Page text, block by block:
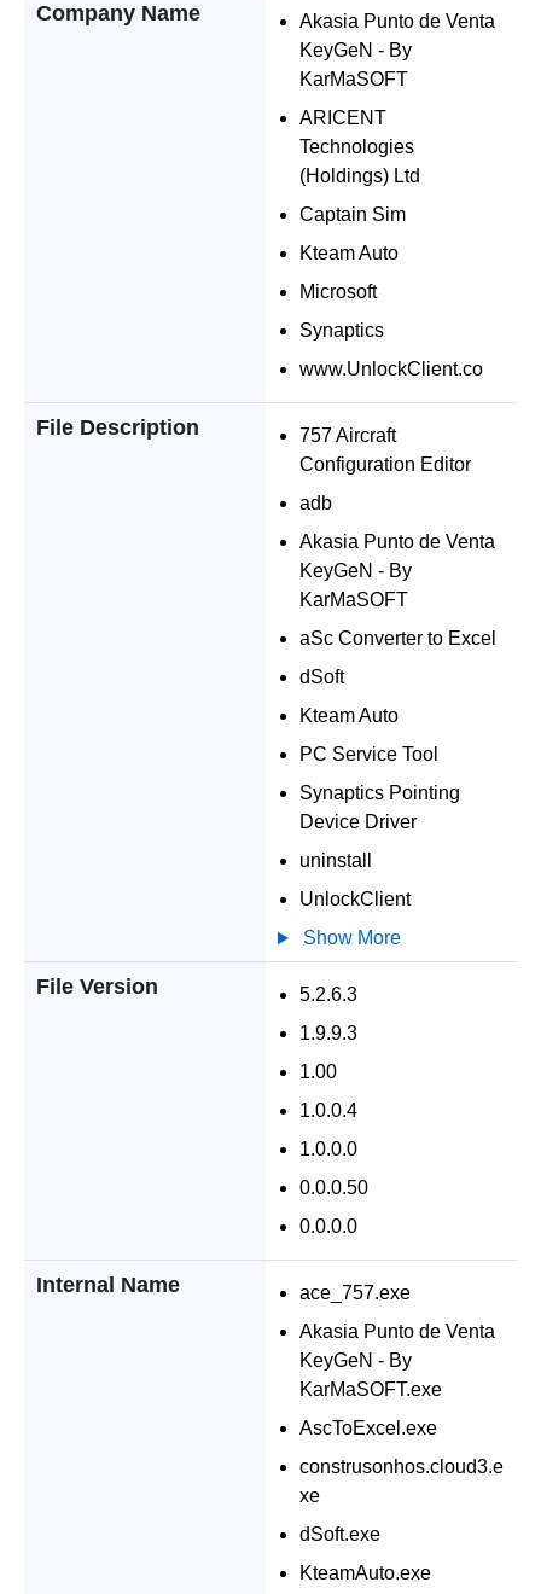
Company Name
Akasia Punto de Venta
KeyGeN - By
KarMaSOFT
ARICENT
Technologies
(Holdings) Ltd
Captain Sim
Kteam Auto
Microsoft
Synaptics
www.UnlockClient.co
File Description
757 Aircraft
Configuration Editor
adb
Akasia Punto de Venta
KeyGeN - By
KarMaSOFT
aSc Converter to Excel
dSoft
Kteam Auto
PC Service Tool
Synaptics Pointing
Device Driver
uninstall
UnlockClient
Show More
File Version
5.2.6.3
1.9.9.3
1.00
1.0.0.4
1.0.0.0
0.0.0.50
0.0.0.0
Internal Name
ace_757.exe
Akasia Punto de Venta
KeyGeN - By
KarMaSOFT.exe
AscToExcel.exe
construsonhos.cloud3.e
xe
dSoft.exe
KteamAuto.exe